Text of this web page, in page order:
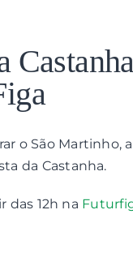
Balcão Digital
Espaço Cultural
Contactos
o São Martinho,
da Castanha.
das 12h na